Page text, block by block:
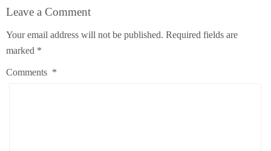
Leave a Comment
Your email address will not be published. Required fields are
marked *
Comments *